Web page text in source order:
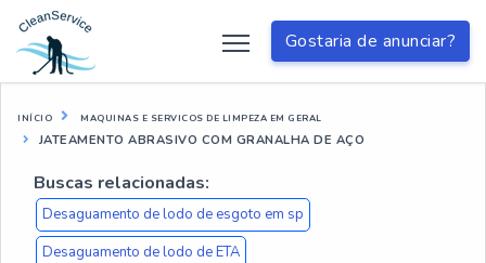
Gostaria de anunciar?
INÍCIO MAQUINAS E SERVICOS DE LIMPEZA EM GERAL
JATEAMENTO ABRASIVO COM GRANALHA DE AÇO
Buscas relacionadas:
Desaguamento de lodo de esgoto em sp
Desaguamento de lodo de ETA